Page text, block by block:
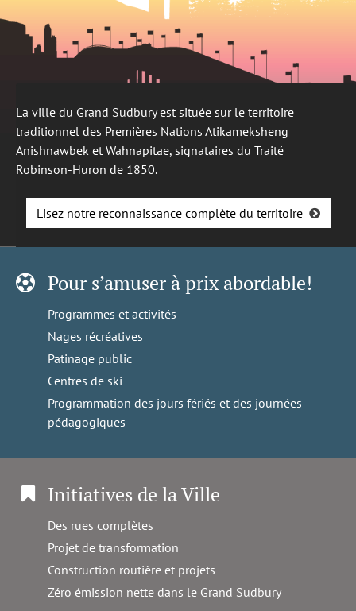
La ville du Grand Sudbury est située sur le territoire
traditionnel des Premières Nations Atikameksheng
Anishnawbek et Wahnapitae, signataires du Traité
Robinson-Huron de 1850.
Lisez notre reconnaissance complète du territoire
Pour s’amuser à prix abordable!
Programmes et activités
Nages récréatives
Patinage public
Centres de ski
Programmation des jours fériés et des journées
pédagogiques
Initiatives de la Ville
Des rues complètes
Projet de transformation
Construction routière et projets
Zéro émission nette dans le Grand Sudbury